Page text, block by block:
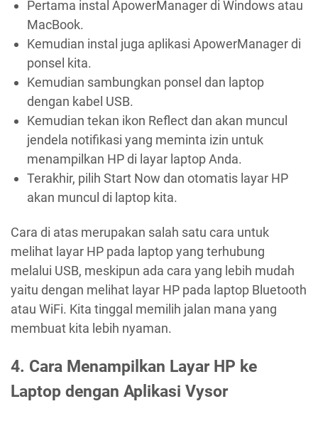
Pertama instal ApowerManager di Windows atau
MacBook.
Kemudian instal juga aplikasi ApowerManager di
ponsel kita.
Kemudian sambungkan ponsel dan laptop
dengan kabel USB.
Kemudian tekan ikon Reflect dan akan muncul
jendela notifikasi yang meminta izin untuk
menampilkan HP di layar laptop Anda.
Terakhir, pilih Start Now dan otomatis layar HP
akan muncul di laptop kita.
Cara di atas merupakan salah satu cara untuk
melihat layar HP pada laptop yang terhubung
melalui USB, meskipun ada cara yang lebih mudah
yaitu dengan melihat layar HP pada laptop Bluetooth
atau WiFi. Kita tinggal memilih jalan mana yang
membuat kita lebih nyaman.
4. Cara Menampilkan Layar HP ke
Laptop dengan Aplikasi Vysor